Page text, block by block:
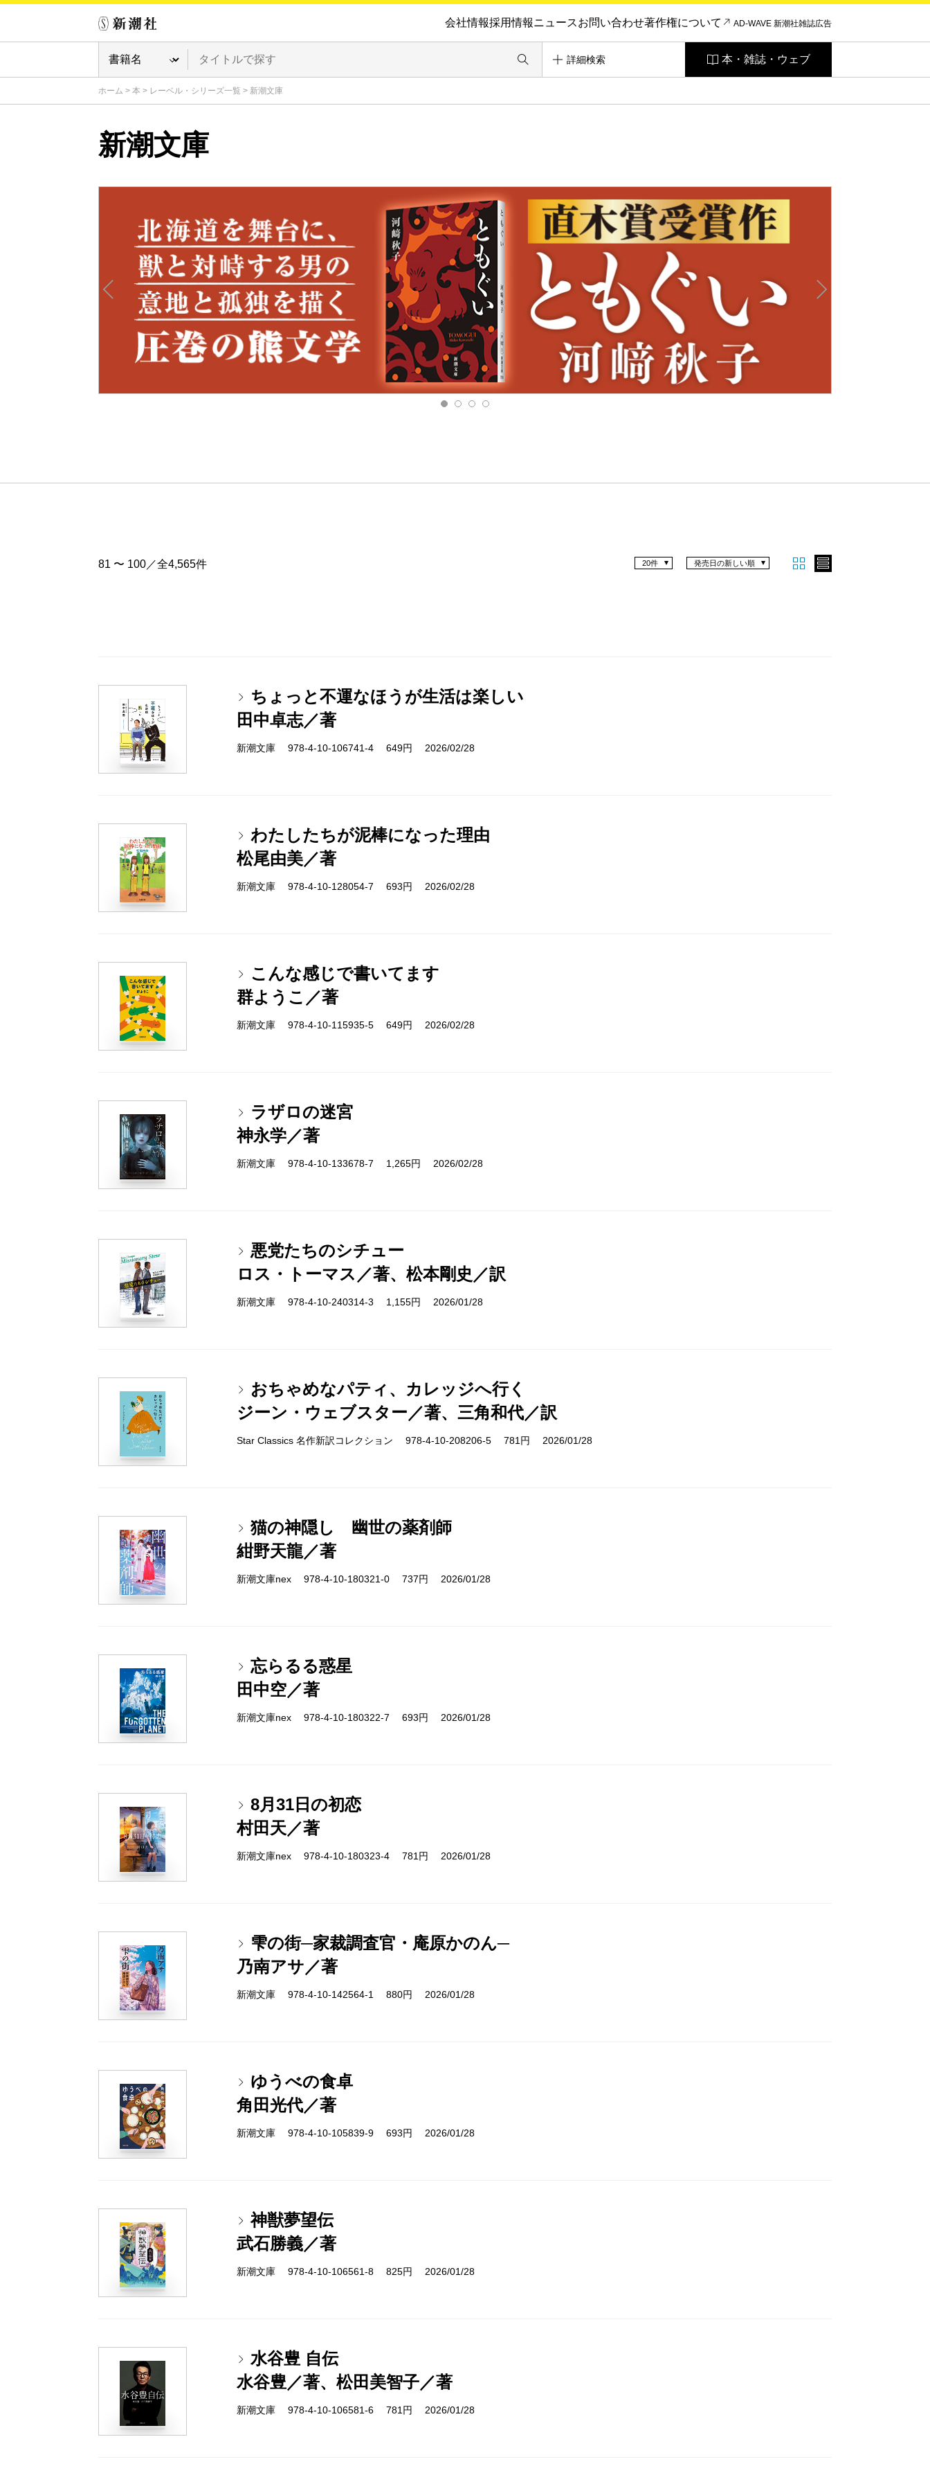
会社情報採用情報ニュースお問い合わせ著作権について AD-WAVE 新潮社雑誌広告
詳細検索 本・雑誌・ウェブ
ホーム > 本 > レーベル・シリーズ一覧 > 新潮文庫
新潮文庫
81 〜 100／全4,565件 発売日の新しい順
20件
ちょっと不運なほうが生活は楽しい
田中卓志／著
新潮文庫 978-4-10-106741-4 649円 2026/02/28
わたしたちが泥棒になった理由
松尾由美／著
新潮文庫 978-4-10-128054-7 693円 2026/02/28
こんな感じで書いてます
群ようこ／著
新潮文庫 978-4-10-115935-5 649円 2026/02/28
ラザロの迷宮
神永学／著
新潮文庫 978-4-10-133678-7 1,265円 2026/02/28
悪党たちのシチュー
ロス・トーマス／著、松本剛史／訳
新潮文庫 978-4-10-240314-3 1,155円 2026/01/28
おちゃめなパティ、カレッジへ行く
ジーン・ウェブスター／著、三角和代／訳
Star Classics 名作新訳コレクション 978-4-10-208206-5 781円 2026/01/28
猫の神隠し 幽世の薬剤師
紺野天龍／著
新潮文庫nex 978-4-10-180321-0 737円 2026/01/28
忘らるる惑星
田中空／著
新潮文庫nex 978-4-10-180322-7 693円 2026/01/28
8月31日の初恋
村田天／著
新潮文庫nex 978-4-10-180323-4 781円 2026/01/28
雫の街─家裁調査官・庵原かのん─
乃南アサ／著
新潮文庫 978-4-10-142564-1 880円 2026/01/28
ゆうべの食卓
角田光代／著
新潮文庫 978-4-10-105839-9 693円 2026/01/28
神獣夢望伝
武石勝義／著
新潮文庫 978-4-10-106561-8 825円 2026/01/28
水谷豊 自伝
水谷豊／著、松田美智子／著
新潮文庫 978-4-10-106581-6 781円 2026/01/28